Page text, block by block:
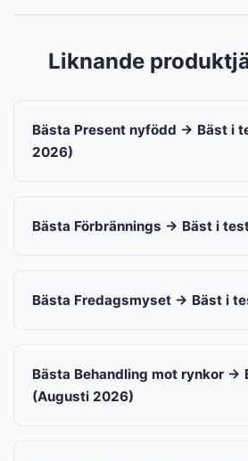
Liknande
Bästa Present nyfödd → Bäst i
2026)
Bästa Förbrännings → Bäst i
Bästa Fredagsmyset → Bäst i
Bästa Behandling mot rynkor →
(Augusti 2026)